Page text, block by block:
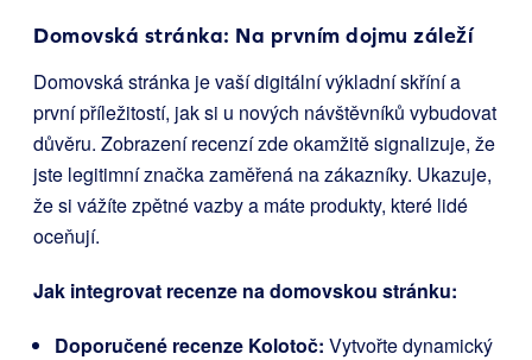
Domovská stránka: Na prvním dojmu záleží
Domovská stránka je vaší digitální výkladní skříní a
první příležitostí, jak si u nových návštěvníků vybudovat
důvěru. Zobrazení recenzí zde okamžitě signalizuje, že
jste legitimní značka zaměřená na zákazníky. Ukazuje,
že si vážíte zpětné vazby a máte produkty, které lidé
oceňují.
Jak integrovat recenze na domovskou stránku:
Doporučené recenze Kolotoč: Vytvořte dynamický